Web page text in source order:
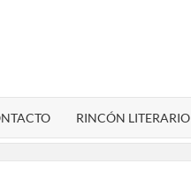
RINCÓN LITERARIO